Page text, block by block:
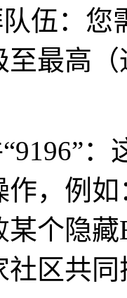
伍：
至最高
作，例
个隐
社区共